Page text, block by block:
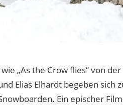
„As the Crow flies“ von
Elias Elhardt begeben sich
Ein epischer